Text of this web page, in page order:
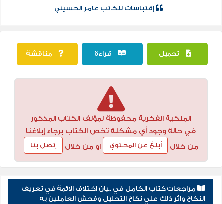
إقتباسات للكاتب عامر الحسيني
تحميل قراءة مناقشة
الملكية الفكرية محفوظة لمؤلف الكتاب المذكور
في حالة وجود أي مشكلة تخص الكتاب برجاء إبلاغنا
من خلال
أبلغ عن المحتوي او من خلال إتصل بنا
مراجعات كتاب الكامل في بيان اختلاف الائمة في تعريف
النكاح واثر ذلك علي نكاح التحليل وفحش العاملين به